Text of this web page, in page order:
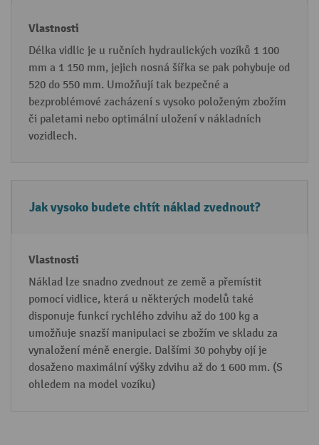
Délka vidlic je u ručních hydraulických vozíků 1 100
mm a 1 150 mm, jejich nosná šířka se pak pohybuje od
520 do 550 mm. Umožňují tak bezpečné a
bezproblémové zacházení s vysoko položeným zbožím
či paletami nebo optimální uložení v nákladních
vozidlech.
Jak vysoko budete chtít náklad zvednout?
Náklad lze snadno zvednout ze země a přemístit
pomocí vidlice, která u některých modelů také
disponuje funkcí rychlého zdvihu až do 100 kg a
umožňuje snazší manipulaci se zbožím ve skladu za
vynaložení méně energie. Dalšími 30 pohyby ojí je
dosaženo maximální výšky zdvihu až do 1 600 mm. (S
ohledem na model vozíku)